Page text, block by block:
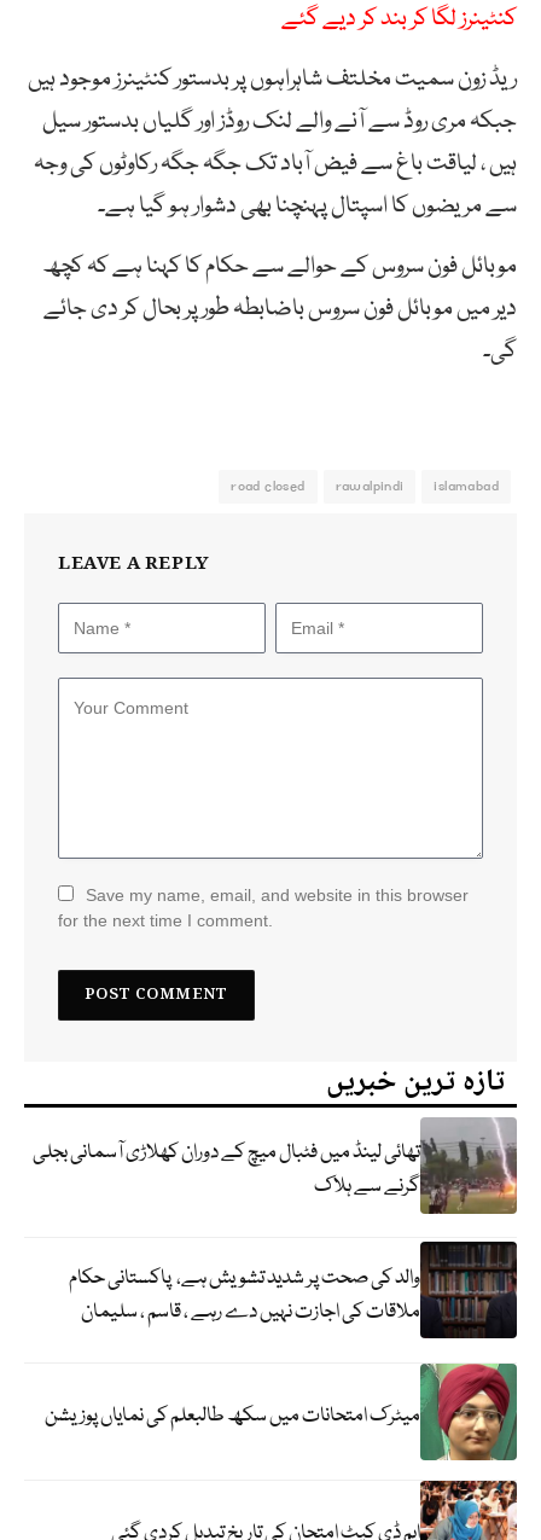
کنٹینرز لگا کر بند کر دیے گئے
ریڈ زون سمیت مخلتف شاہراہوں پر بدستور کنٹینرز موجود ہیں
جبکہ مری روڈ سے آنے والے لنک روڈز اور گلیاں بدستور سیل
ہیں ، لیاقت باغ سے فیض آباد تک جگہ جگہ رکاوٹوں کی وجہ
سے مریضوں کا اسپتال پہنچنا بھی دشوار ہو گیا ہے۔
موبائل فون سروس کے حوالے سے حکام کا کہنا ہے کہ کچھ
دیر میں موبائل فون سروس باضابطہ طور پر بحال کر دی جائے
گی۔
islamabad
rawalpindi
road closed
LEAVE A REPLY
Save my name, email, and website in this browser
for the next time I comment.
تازہ ترین خبریں
تھائی لینڈ میں فٹبال میچ کے دوران کھلاڑی آسمانی بجلی
گرنے سے ہلاک
والد کی صحت پر شدید تشویش ہے، پاکستانی حکام
ملاقات کی اجازت نہیں دے رہے ، قاسم ، سلیمان
میٹرک امتحانات میں سکھ طالبعلم کی نمایاں پوزیشن
ایم ڈی کیٹ امتحان کی تاریخ تبدیل کردی گئی